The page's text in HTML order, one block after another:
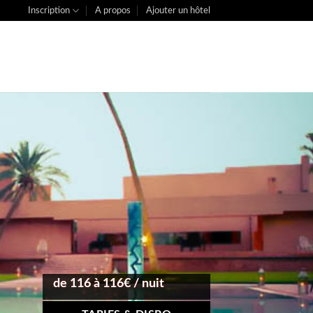
Inscription A propos Ajouter un hôtel
de 116 à 116€ / nuit